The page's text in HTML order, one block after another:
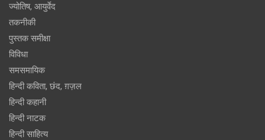
ज्योतिष, आयुर्वेद
तकनीकी
पुस्‍तक समीक्षा
विविधा
समसमायिक
हिन्दी कविता, छंद, ग़ज़ल
हिन्दी कहानी
हिन्‍दी नाटक
हिन्दी साहित्य